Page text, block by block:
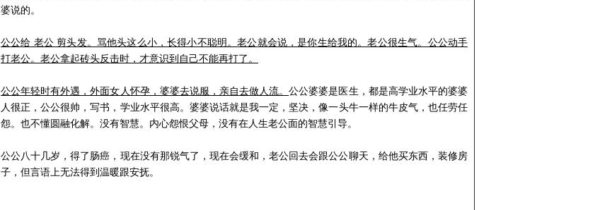
婆说的。
公公给 老公 剪头发。骂他头这么小，长得小不聪明。老公就会说，是你生给我的。老公很生气。公公动手
打老公。老公拿起砖头反击时 ，才意识到自己不能再打了 。
公公年轻时有外遇，外面女人怀孕，婆婆去说服，亲自去做人流。公公婆婆是医生 ，都是高学业水平的婆婆
人很正，公公很帅，写书，学业水平很高。 婆婆说话就是我一定，坚决，像一头牛一样的牛皮气，也任劳任
怨。也不懂圆融化解。没有智慧。内心怨恨父母，没有在人生老公面的智慧引导。
公公八十几岁，得了肠癌，现在没有那锐气了，现在会缓和，老公回去会跟公公聊天，给他买东西，装修房
子，但言语上无法得到温暖跟安抚。